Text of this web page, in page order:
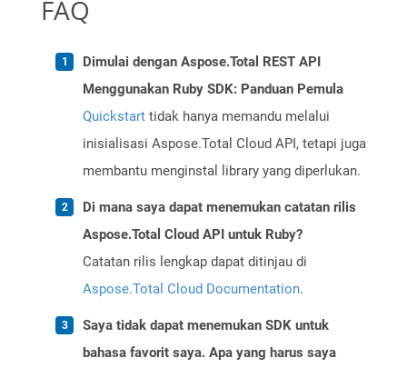
FAQ
Dimulai dengan Aspose.Total REST API
Menggunakan Ruby SDK: Panduan Pemula
Quickstart tidak hanya memandu melalui
inisialisasi Aspose.Total Cloud API, tetapi juga
membantu menginstal library yang diperlukan.
Di mana saya dapat menemukan catatan rilis
Aspose.Total Cloud API untuk Ruby?
Catatan rilis lengkap dapat ditinjau di
Aspose.Total Cloud Documentation.
Saya tidak dapat menemukan SDK untuk
bahasa favorit saya. Apa yang harus saya